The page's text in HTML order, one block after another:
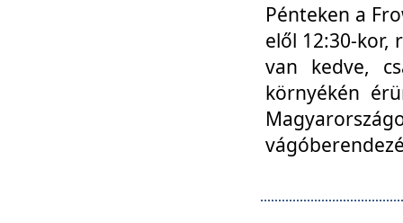
Pénteken a
elől 12:30-kor,
van kedve,
környékén